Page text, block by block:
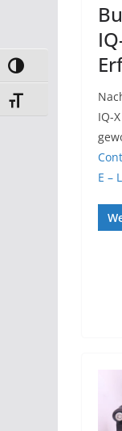
Umschalten auf
Schrift vergrößern
IQ-
E –